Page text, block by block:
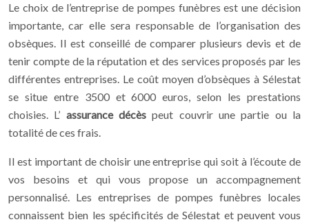
Le choix de l’entreprise de pompes funèbres est une décision
importante, car elle sera responsable de l’organisation des
obsèques. Il est conseillé de comparer plusieurs devis et de
tenir compte de la réputation et des services proposés par les
différentes entreprises. Le coût moyen d’obsèques à Sélestat
se situe entre 3500 et 6000 euros, selon les prestations
choisies. L’ assurance décèspeut couvrir une partie ou la
totalité de ces frais.
Il est important de choisir une entreprise qui soit à l’écoute de
vos besoins et qui vous propose un accompagnement
personnalisé. Les entreprises de pompes funèbres locales
connaissent bien les spécificités de Sélestat et peuvent vous